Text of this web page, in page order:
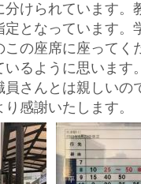
けられています。
となっています。
の座席に座ってく
るように思います
さんとは親しいの
感謝いたします。